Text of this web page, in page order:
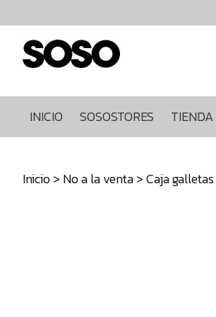
INICIO SOSOSTORES TIENDA
Inicio
Sosostores
Contacto
Ultimas
640271930
Inicio> No a la venta> Caja